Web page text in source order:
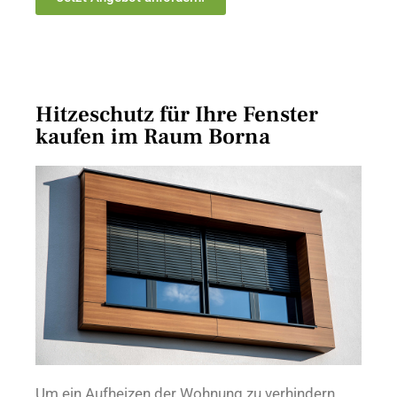
Hitzeschutz für Ihre Fenster
kaufen im Raum Borna